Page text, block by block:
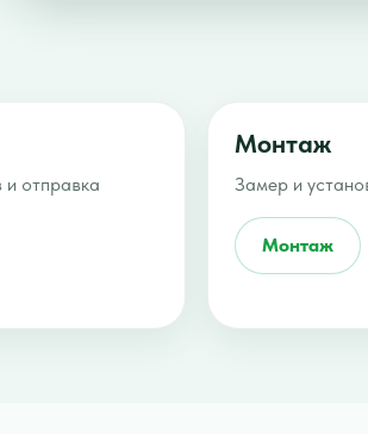
отправка
Монтаж
Замер и
Монтаж